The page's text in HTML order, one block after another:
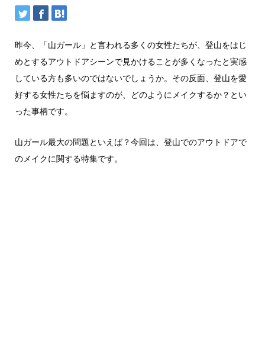
昨今、「山ガール」と言われる多くの女性たちが、登山をはじ
めとするアウトドアシーンで見かけることが多くなったと実感
している方も多いのではないでしょうか。その反面、登山を愛
好する女性たちを悩ますのが、どのようにメイクするか？とい
った事柄です。
山ガール最大の問題といえば？今回は、登山でのアウトドアで
のメイクに関する特集です。